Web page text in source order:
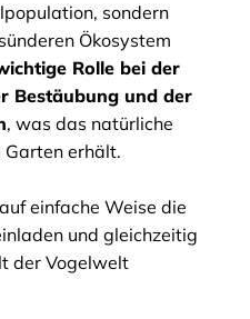
sondern
Ökosystem
Rolle bei der
Bestäubung und der
, was das natürliche
Garten erhält.
einfache Weise die
und gleichzeitig
der Vogelwelt